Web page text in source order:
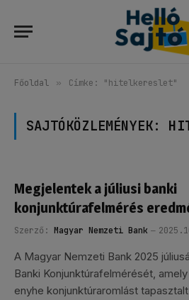
Főoldal » Címke: "hitelkereslet"
SAJTÓKÖZLEMÉNYEK:
Megjelentek a júliusi banki
konjunktúrafelmérés
Szerző: Magyar Nemzeti Bank
A Magyar Nemzeti Bank 2025
Banki Konjunktúrafelmérését,
enyhe konjunktúraromlást